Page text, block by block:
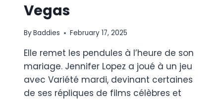
Vegas
ByBaddies February 17, 2025
Elle remet les pendules à l’heure de son
mariage. Jennifer Lopez a joué à un jeu
avec Variété mardi, devinant certaines
de ses répliques de films célèbres et